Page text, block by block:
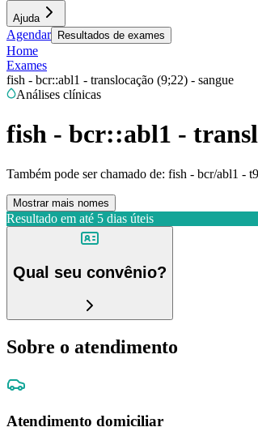
Ajuda
Agendar Resultados de exames
Home
Exames
fish - bcr::abl1 - translocação (9;22) - sangue
Análises clínicas
fish - bcr::abl1 -
Também pode ser chamado de: fish - bcr/abl1 -
Mostrar mais nomes
Resultado em até 5 dias úteis
Qual seu convênio?
Sobre o atendimento
Atendimento domiciliar